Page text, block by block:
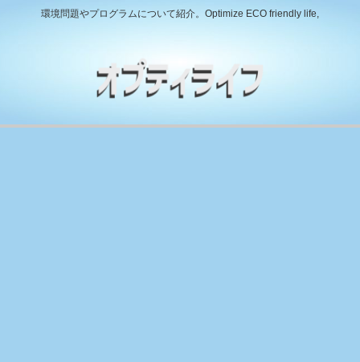
環境問題やプログラムについて紹介。Optimize ECO friendly life,